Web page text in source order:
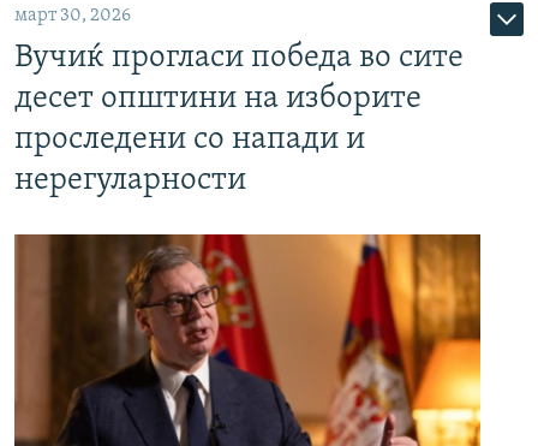
март 30, 2026
Вучиќ прогласи победа во сите
десет општини на изборите
проследени со напади и
нерегуларности